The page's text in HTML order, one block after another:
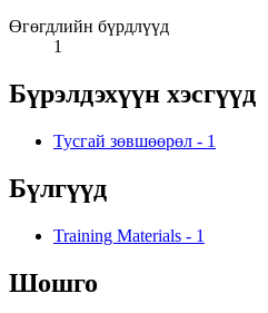
Өгөгдлийн бүрдлүүд
1
Бүрэлдэхүүн хэсгүүд
Тусгай зөвшөөрөл - 1
Бүлгүүд
Training Materials - 1
Шошго